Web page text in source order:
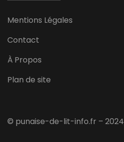
Mentions Légales
Contact
À Propos
Plan de site
© punaise-de-lit-info.fr – 2024